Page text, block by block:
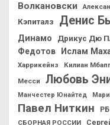
Волкановски
Кэпиталз
Денис
Динамо Дрикус Дю
Федотов
Ислам
Харрикейнз
Килиан
Месси
Любовь
Манчестер Юнайтед
Павел Ниткин
СБОРНАЯ РОССИИ